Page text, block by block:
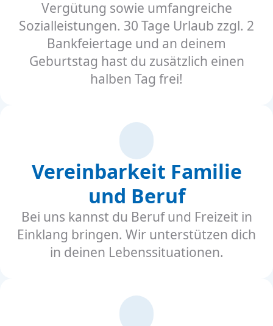
Vergütung sowie umfangreiche
Sozialleistungen. 30 Tage Urlaub zzgl. 2
Bankfeiertage und an deinem
Geburtstag hast du zusätzlich einen
halben Tag frei!
Vereinbarkeit Familie
und Beruf
Bei uns kannst du Beruf und Freizeit in
Einklang bringen. Wir unterstützen dich
in deinen Lebenssituationen.